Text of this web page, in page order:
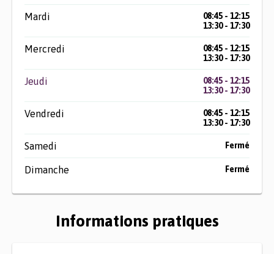
Mardi
08:45 - 12:15
13:30 - 17:30
Mercredi
08:45 - 12:15
13:30 - 17:30
Jeudi
08:45 - 12:15
13:30 - 17:30
Vendredi
08:45 - 12:15
13:30 - 17:30
Samedi Fermé
Dimanche Fermé
Informations pratiques